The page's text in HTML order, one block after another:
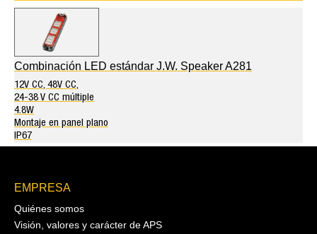
Combinación LED estándar J.W. Speaker A281
12V CC, 48V CC,
24-38 V CC múltiple
4.8W
Montaje en panel plano
IP67
EMPRESA
Quiénes somos
Visión, valores y carácter de APS